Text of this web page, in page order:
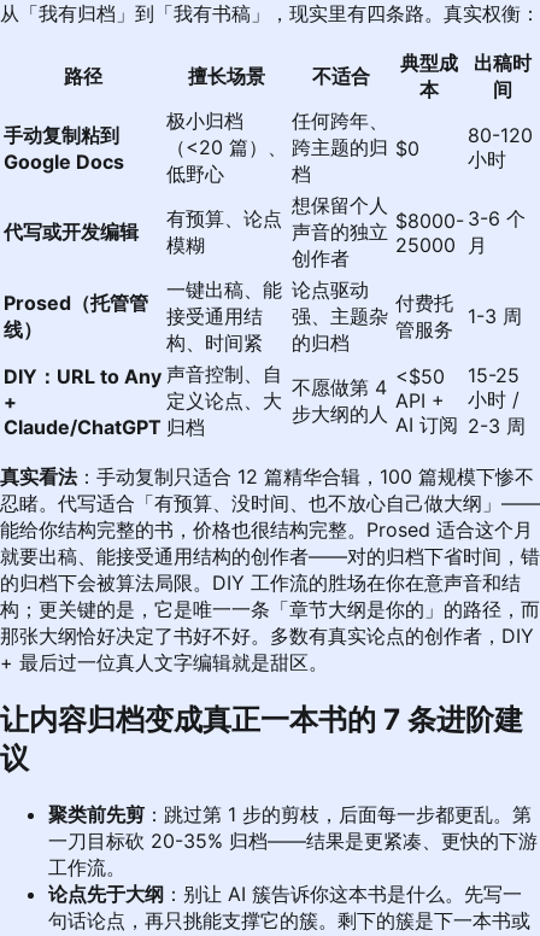
从「我有归档」到「我有书稿」，现实里有四条路。真实权衡：
路径 擅长场景 不适合
典型成
本
出稿时
间
手动复制粘到
Google Docs
极小归档
（<20 篇）、
低野心
任何跨年、
跨主题的归
档
$0
80-120
小时
代写或开发编辑
有预算、论点
模糊
想保留个人
声音的独立
创作者
$8000-
25000
3-6 个
月
Prosed （托管管
线）
一键出稿、能
接受通用结
构、时间紧
论点驱动
强、主题杂
的归档
付费托
管服务
1-3 周
DIY： URL to Any
+
Claude/ChatGPT
声音控制、自
定义论点、大
归档
不愿做第 4
步大纲的人
<$50
API +
AI 订阅
15-25
小时 /
2-3 周
真实看法：手动复制只适合 12 篇精华合辑，100 篇规模下惨不
忍睹。代写适合「有预算、没时间、也不放心自己做大纲」——
能给你结构完整的书，价格也很结构完整。Prosed 适合这个月
就要出稿、能接受通用结构的创作者——对的归档下省时间，错
的归档下会被算法局限。DIY 工作流的胜场在你在意声音和结
构；更关键的是，它是唯一一条「章节大纲是你的」的路径，而
那张大纲恰好决定了书好不好。多数有真实论点的创作者，DIY
+ 最后过一位真人文字编辑就是甜区。
让内容归档变成真正一本书的 7 条进阶建
议
聚类前先剪 ：跳过第 1 步的剪枝，后面每一步都更乱。第
一刀目标砍 20-35% 归档——结果是更紧凑、更快的下游
工作流。
论点先于大纲 ：别让 AI 簇告诉你这本书是什么。先写一
句话论点，再只挑能支撑它的簇。剩下的簇是下一本书或